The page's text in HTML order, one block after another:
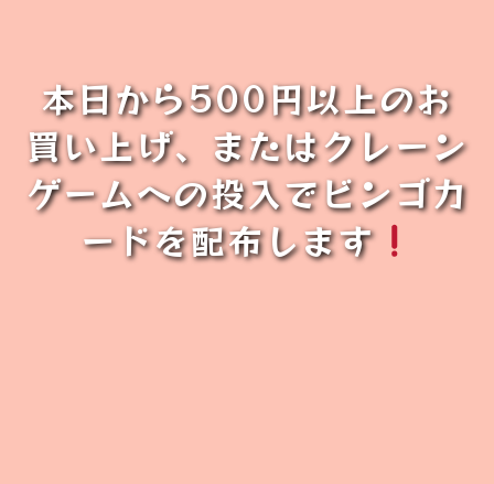
本日から500円以上のお
買い上げ、またはクレーン
ゲームへの投入でビンゴカ
ードを配布します